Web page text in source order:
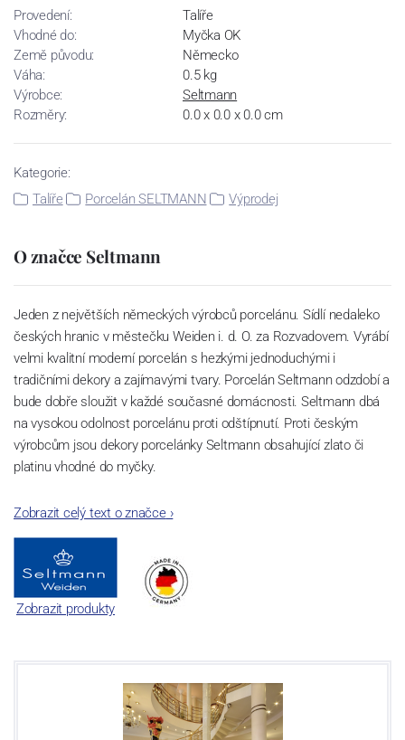
Provedení:
Talíře
Vhodné do:
Myčka OK
Země původu:
Německo
Váha:
0.5 kg
Výrobce:
Seltmann
Rozměry:
0.0 x 0.0 x 0.0 cm
Kategorie:
Talíře
Porcelán SELTMANN Výprodej
O značce Seltmann
Jeden z největších německých výrobců porcelánu. Sídlí nedaleko
českých hranic v městečku Weiden i. d. O. za Rozvadovem. Vyrábí
velmi kvalitní moderní porcelán s hezkými jednoduchými i
tradičními dekory a zajímavými tvary. Porcelán Seltmann odzdobí a
bude dobře sloužit v každé současné domácnosti. Seltmann dbá
na vysokou odolnost porcelánu proti odštípnutí. Proti českým
výrobcům jsou dekory porcelánky Seltmann obsahující zlato či
platinu vhodné do myčky.
Zobrazit celý text o značce›
Zobrazit produkty